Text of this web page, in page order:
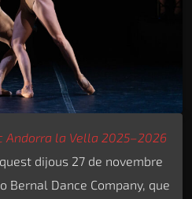
Andorra la Vella 2025–2026
dijous 27 de novembre
Bernal Dance Company, que